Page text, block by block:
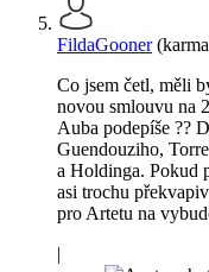
FildaGooner
Co jsem četl, měli
novou smlouvu na
Auba podepíše ??
Guendouziho,
a Holdinga. Pokud
asi trochu
pro Artetu na
|